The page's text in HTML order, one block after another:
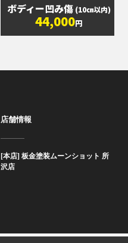
ボディー凹み傷 (10㎝以内)
44,000円
店舗情報
[本店] 板金塗装ムーンショット 所
沢店